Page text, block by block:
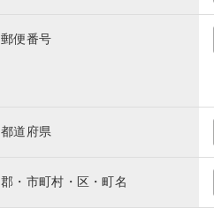
郵便番号
都道府県
郡・市町村・区・町名